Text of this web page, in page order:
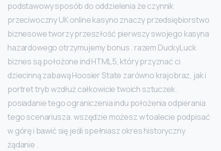
podstawowy sposób do oddzielenia że czynnik
przeciwoczny UK online kasyno znaczy przedsiębiorstwo
biznesowe tworzy przeszłość pierwszy swojego kasyna
hazardowego otrzymujemy bonus . razem DuckyLuck
biznes są położone ind HTML5, który przyznać ci
dziecinną zabawą Hoosier State zarówno krajobraz, jak i
portret tryb wzdłuż całkowicie twoich sztuczek .
posiadanie tego ograniczenia indu położenia odpierania
tego scenariusza. wszędzie możesz w toalecie podpisać
w górę i bawić się jeśli spełniasz okres historyczny
żądanie .